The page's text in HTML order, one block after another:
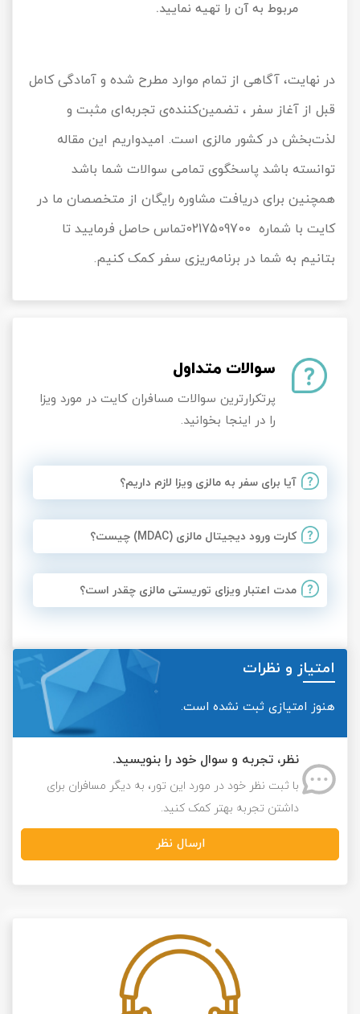
مربوط به آن را تهیه نمایید.
در نهایت، آگاهی از تمام موارد مطرح شده و آمادگی کامل
قبل از آغاز سفر ، تضمین‌کننده‌ی تجربه‌ای مثبت و
لذت‌بخش در کشور مالزی است. امیدواریم این مقاله
توانسته باشد پاسخگوی تمامی سوالات شما باشد
همچنین برای دریافت مشاوره رایگان از متخصصان ما در
کایت با شماره 0217509700تماس حاصل فرمایید تا
بتانیم به شما در برنامه‌ریزی سفر کمک کنیم.
سوالات متداول
پرتکرارترین سوالات مسافران کایت در مورد ویزا
را در اینجا بخوانید.
کارت ورود دیجیتال مالزی (MDAC) چیست؟
امتیاز و نظرات
هنوز امتیازی ثبت نشده است.
نظر، تجربه و سوال خود را بنویسید.
با ثبت نظر خود در مورد این تور، به دیگر مسافران برای
داشتن تجربه بهتر کمک کنید.
ارسال نظر